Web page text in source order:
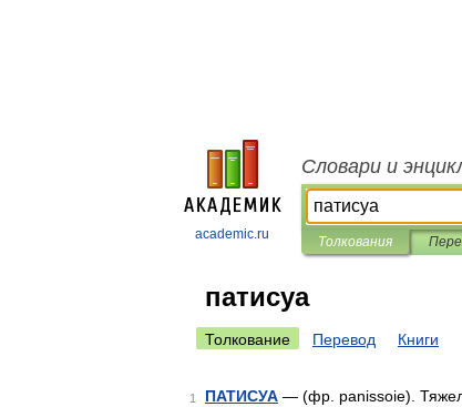
academic.ru
Словари и
Толкования
патисуа
Толкование Перевод Книги
1 ПАТИСУА — (фр. panissoie).